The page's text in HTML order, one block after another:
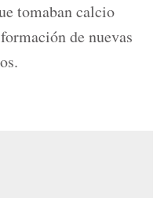
tomaban calcio
de nuevas